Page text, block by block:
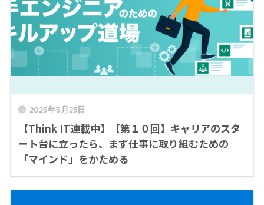
2025年5月23日
【Think IT連載中】【第１０回】キャリアのスタ
ート台に立ったら、まず仕事に取り組むための
「マインド」をかためる